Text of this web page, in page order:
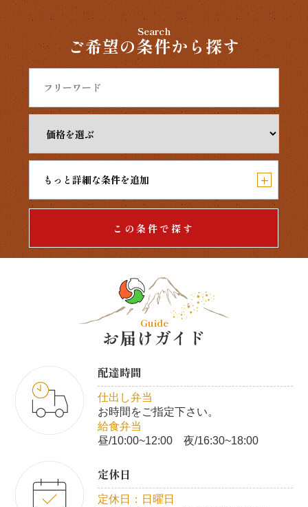
Search
ご希望の条件から探す
もっと詳細な条件を追加 +
この条件で探す
Guide
お届けガイド
配達時間
仕出し弁当
お時間をご指定下さい。
給食弁当
昼/10:00~12:00 夜/16:30~18:00
定休日
定休日：日曜日